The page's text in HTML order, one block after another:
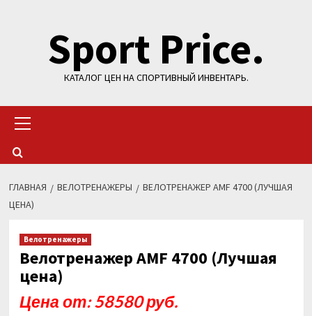
содержимомуSport Price.
КАТАЛОГ ЦЕН НА СПОРТИВНЫЙ ИНВЕНТАРЬ.
меню
ГЛАВНАЯ ВЕЛОТРЕНАЖЕРЫ
ВЕЛОТРЕНАЖЕР AMF 4700 (ЛУЧШАЯ
ЦЕНА)
Велотренажеры
Велотренажер AMF 4700 (Лучшая
цена)
Цена от: 58580 руб.